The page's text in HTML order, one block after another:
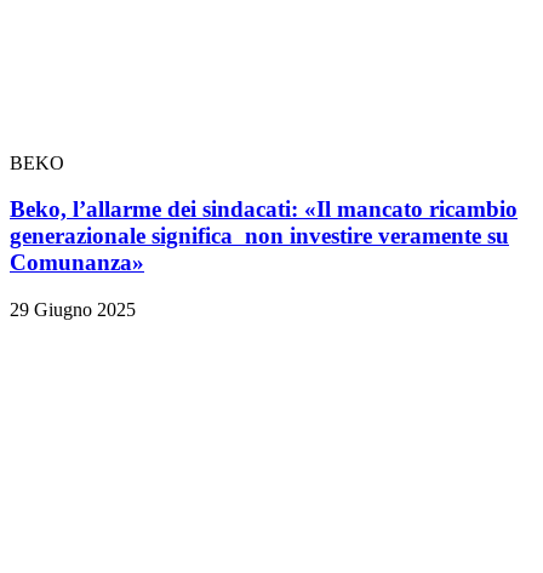
BEKO
Beko, l’allarme dei sindacati: «Il mancato ricambio
generazionale significa non investire veramente su
Comunanza»
29 Giugno 2025